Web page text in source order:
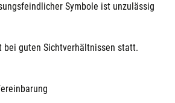
Symbole ist unzulässig
bei guten Sichtverhältnissen statt.